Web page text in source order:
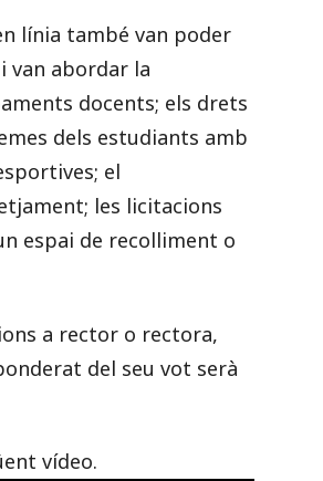
línia també van poder
van abordar la
docents; els drets
dels estudiants amb
el
les licitacions
espai de recolliment o
a rector o rectora,
del seu vot serà
vídeo.